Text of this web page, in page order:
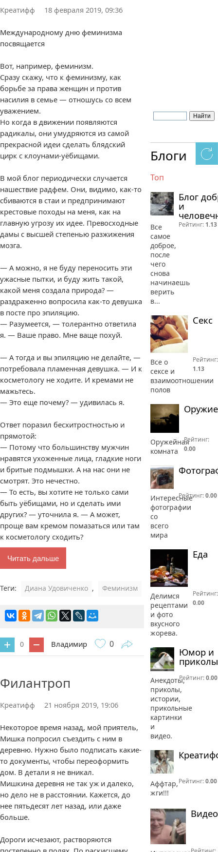
Креатифф 18 февраля 2019, 09:36
Международному дню феминизма
посвящается
Вот, например, феминизм.
Сразу скажу, что к феминизму, как
борьбе за права женщин и против
насилия в семье — отношусь со всем
уважением.
Но когда в движении появляются
радикалы, они умудряются из самой
прекрасной идеи сделать блядский
цирк с клоунами-уёбищами.
В мой блог периодически случается
нашествие радфем. Они, видимо, как-то
сбиваются в стаи и предпринимают
крестовые походы на меня, как на
главную угрозу их идее. Превосходные
дамы с высшей степенью разжижения
мозга.
— А можно, я не буду переносить эти
ужасные пытки, и буду жить такой,
какой меня создала природа? —
раздраженно вопросила как-то девушка
в посте про эпиляцию.
— Разумеется, — толерантно ответила
я. — Ваше право. Мне ваще похуй.
— А тогда и вы эпиляцию не делайте, —
потребовала пламенная девушка. — И к
косметологу не ходите. И кремами не
мажьтесь.
— Это еще почему? — удивилась я.
Ответ поразил бесхитростностью и
прямотой:
— Потому что большинству мужчин
нравятся ухоженные лица, гладкие ноги
и бритые подмышки. А на нас они не
смотрят. Это нечестно.
— То есть, вы хотите не только сами
быть уёбищами, но и сделать ими
других? — уточнила я. — А может,
проще вам кремом помазаться или там
к косметологу сходить?
Читать дальше
Теги: Диана Удовиченко , Феминизм
0 Владимир
0
Филантроп
Креатифф 21 ноября 2019, 19:06
Некоторое время назад, мой приятель,
Мишка попросил съездить с ним в
деревню. Нужно было подписать какие-
то документы, чтобы переоформить
дом. В детали я не вникал.
Мишкина деревня не так уж и далеко,
но дело не в расстоянии. Кажется, до
нее пятьдесят лет назад, или даже
больше.
Дороги исчезают, растворяются
Блоги
Топ
Блог
и
Все
самое
доброе,
после
чего
снова
начинаешь
верить
в...
Рейтинг: 1.13
Секс
Все о
сексе и
взаимоотношении
полов
Рейтинг:
1.13
Оружие
Оружейная
комната
Рейтинг:
0.00
Интересные
фотографии
со
всего
мира
Рейтинг:0.00
Еда
Делимся
рецептами
и фото
вкусного
жорева.
Рейтинг:
0.00
Юмор и
приколы
Анекдоты,
приколы,
истории,
прикольные
картинки
и
видео.
Рейтинг:0.00
Аффтар,
жги!!!
Рейтинг:0.00
Видео